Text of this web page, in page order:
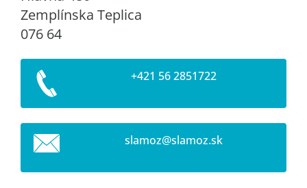
Zemplínska Teplica
076 64
+421 56 2851722
slamoz@slamoz.sk